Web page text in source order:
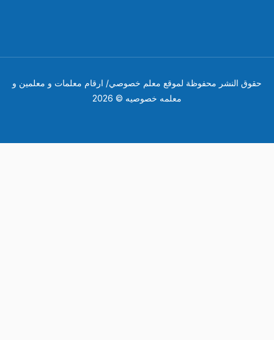
النشر محفوظة لموقع معلم خصوصي/ ارقام معلمات و معلمين و
معلمه خصوصيه © 2026